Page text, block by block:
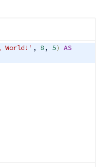
World!' , 8 , 5) AS